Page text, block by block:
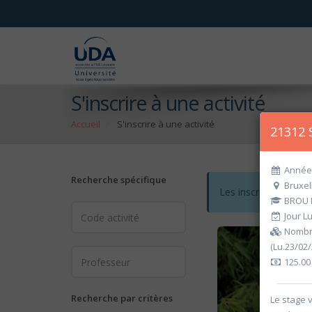
S'inscrire à une activité
Accueil S'inscrire à une activité
Recherche spécifique
Recherche par critères
Les inscriptions
21312
BROU
Jour
(Lu.23/
Le stage